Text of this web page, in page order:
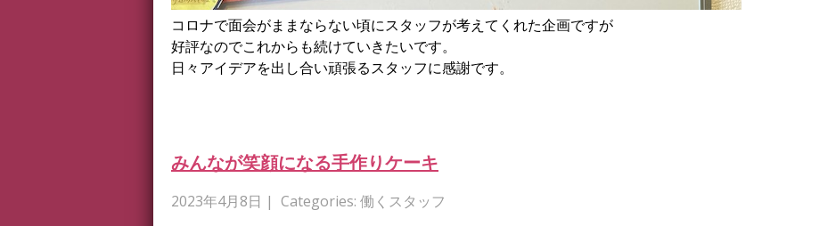
コロナで面会がままならない頃にスタッフが考えてくれた企画ですが
好評なのでこれからも続けていきたいです。
日々アイデアを出し合い頑張るスタッフに感謝です。
みんなが笑顔になる手作りケーキ
2023年4月8日 | Categories: 働くスタッフ